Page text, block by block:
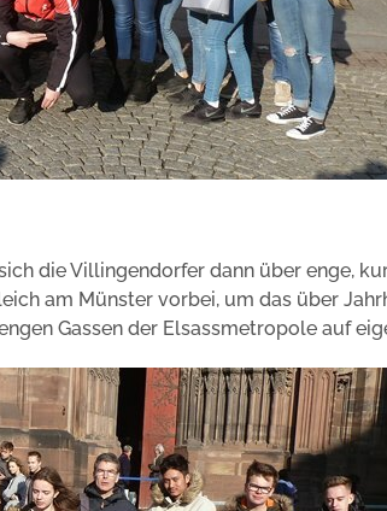
die Villingendorfer dann über enge,
am Münster vorbei, um das über
Gassen der Elsassmetropole auf